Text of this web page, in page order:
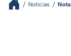
Noticias Nota